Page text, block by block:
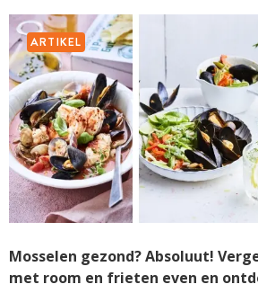
ARTIKEL
Mosselen gezond? Absoluut!
met room en frieten even en